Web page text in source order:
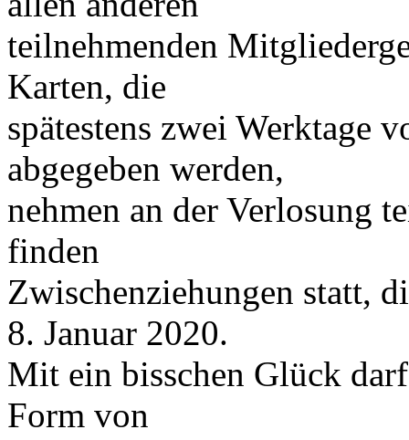
teilnehmenden
Karten, die
spätestens zwei Werktage
abgegeben werden,
nehmen an der Verlosung
finden
Zwischenziehungen statt,
8. Januar 2020.
Mit ein bisschen Glück
Form von